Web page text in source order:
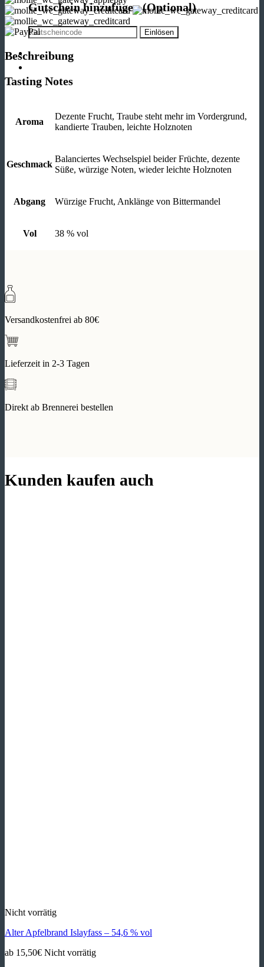
Gutschein hinzufügen(Optional)
Beschreibung
Tasting Notes
Aroma
Dezente Frucht, Traube steht mehr im Vordergrund,
kandierte Trauben, leichte Holznoten
Geschmack
Balanciertes Wechselspiel beider Früchte, dezente
Süße, würzige Noten, wieder leichte Holznoten
Abgang Würzige Frucht, Anklänge von Bittermandel
Vol 38 % vol
Versandkostenfrei ab 80€
Lieferzeit in 2-3 Tagen
Direkt ab Brennerei bestellen
Kunden kaufen auch
Nicht vorrätig
Alter Apfelbrand Islayfass – 54,6 % vol
ab 15,50€ Nicht vorrätig